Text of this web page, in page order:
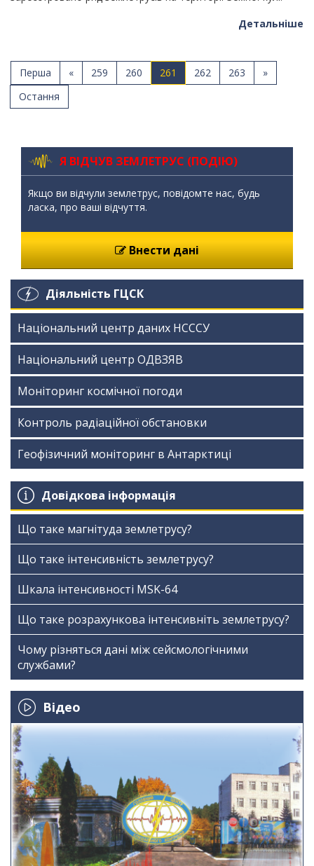
Детальніше
Перша « 259 260 261 262 263
»
Остання
Я ВІДЧУВ ЗЕМЛЕТРУС (ПОДІЮ)
Якщо ви відчули землетрус, повідомте нас, будь
ласка, про ваші відчуття.
Внести дані
Діяльність ГЦСК
Національний центр даних НСССУ
Національний центр ОДВЗЯВ
Моніторинг космічної погоди
Контроль радіаційної обстановки
Геофізичний моніторинг в Антарктиці
Довідкова інформація
Що таке магнітуда землетрусу?
Що таке інтенсивність землетрусу?
Шкала інтенсивності МSK-64
Що таке розрахункова інтенсивніть землетрусу?
Чому різняться дані між сейсмологічними
службами?
Відео